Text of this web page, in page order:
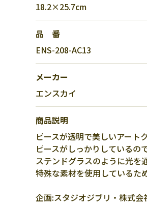
18.2×25.7cm
品 番
ENS-208-AC13
メーカー
エンスカイ
商品説明
ピースが透明で美しいアート
ピースがしっかりしているの
ステンドグラスのように光を
特殊な素材を使用しているた
企画:スタジオジブリ・株式